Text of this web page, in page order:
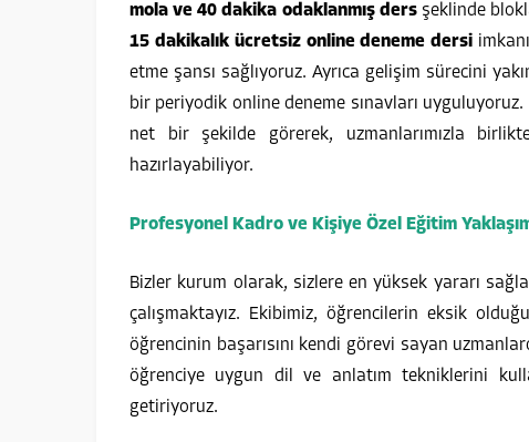
mola ve 40 dakika odaklanmış dersşeklinde
15 dakikalık ücretsiz online deneme dersi
etme şansı sağlıyoruz. Ayrıca gelişim sürecini
bir periyodik online deneme sınavları
net bir şekilde görerek, uzmanlarımızla
hazırlayabiliyor.
Profesyonel Kadro ve Kişiye Özel Eğitim
Bizler kurum olarak, sizlere en yüksek yararı
çalışmaktayız. Ekibimiz, öğrencilerin eksik
öğrencinin başarısını kendi görevi sayan
öğrenciye uygun dil ve anlatım tekniklerini
getiriyoruz.